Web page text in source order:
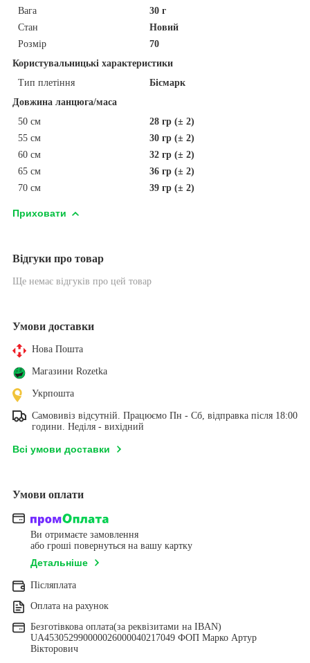
Вага
30 г
Стан
Новий
Розмір
70
Користувальницькі характеристики
Тип плетіння
Бісмарк
Довжина ланцюга/маса
50 см
28 гр (± 2)
55 см
30 гр (± 2)
60 см
32 гр (± 2)
65 см
36 гр (± 2)
70 см
39 гр (± 2)
Приховати
Відгуки про товар
Ще немає відгуків про цей товар
Умови доставки
Нова Пошта
Магазини Rozetka
Укрпошта
Самовивіз відсутній. Працюємо Пн - Сб, відправка після 18:00
години. Неділя - вихідний
Всі умови доставки
Умови оплати
Ви отримаєте замовлення
або гроші повернуться на вашу картку
Детальніше
Післяплата
Оплата на рахунок
Безготівкова оплата(за реквізитами на IBAN)
UA453052990000026000040217049 ФОП Марко Артур
Вікторович